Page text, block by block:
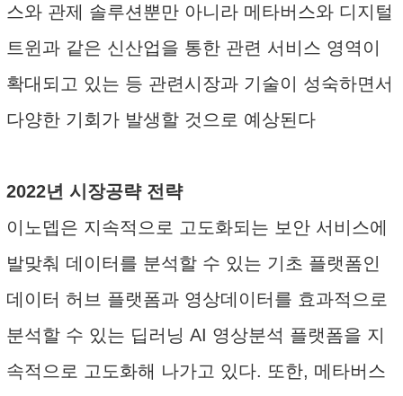
스와 관제 솔루션뿐만 아니라 메타버스와 디지털
트윈과 같은 신산업을 통한 관련 서비스 영역이
확대되고 있는 등 관련시장과 기술이 성숙하면서
다양한 기회가 발생할 것으로 예상된다
2022년 시장공략 전략
이노뎁은 지속적으로 고도화되는 보안 서비스에
발맞춰 데이터를 분석할 수 있는 기초 플랫폼인
데이터 허브 플랫폼과 영상데이터를 효과적으로
분석할 수 있는 딥러닝 AI 영상분석 플랫폼을 지
속적으로 고도화해 나가고 있다. 또한, 메타버스